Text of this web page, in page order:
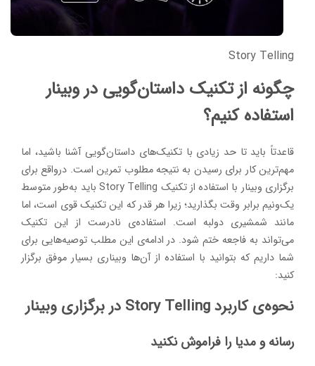
Story Telling
چگونه از تکنیک داستان‌گویی در وبینار
استفاده کنیم؟
قاعدتاً باید تا حد زیادی با تکنیک‌های داستان‌گویی آشنا باشید، اما
مهم‌ترین کار برای رسیدن به نتیجه مطلوب تمرین است. درواقع برای
برگزاری وبینار با استفاده از تکنیک Story Telling باید به‌طور متوسط
یک‌ونیم برابر وقت بگذارید؛ زیرا هر قدر که این تکنیک قوی است، اما
مانند شمشیری دولبه است. استفاده‌ی نادرست از این تکنیک
می‌تواند به فاجعه ختم شود. در ادامه‌ی این مطلب توصیه‌هایی برای
شما داریم که بتوانید با استفاده از آن‌ها وبیناری بسیار موفق برگزار
کنید:
نحوه‌ی کاربرد Story Telling در برگزاری وبینار
رسانه و مدیا را فراموش نکنید